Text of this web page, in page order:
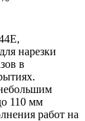
в
110 мм
работ на